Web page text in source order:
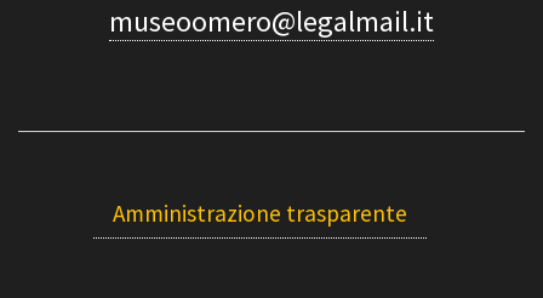
museoomero@legalmail.it
Amministrazione trasparente